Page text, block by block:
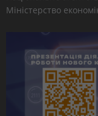
Міністерство